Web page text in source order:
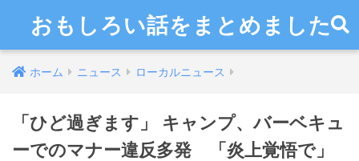
おもしろい話をまとめました
ホーム ニュース ローカルニュース
「ひど過ぎます」 キャンプ、バーベキュ
ーでのマナー違反多発 「炎上覚悟で」